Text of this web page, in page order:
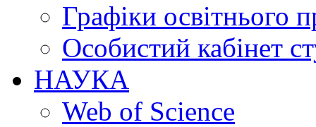
Графіки освітнього
Особистий кабінет
НАУКА
Web of Science